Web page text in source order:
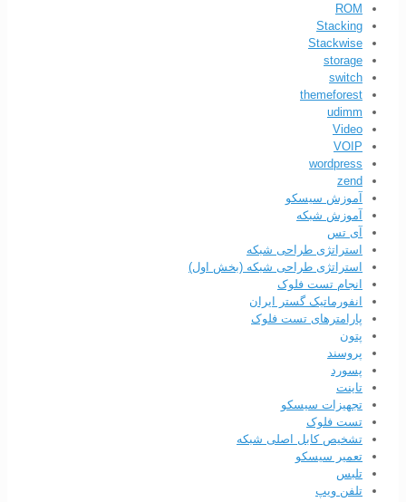
ROM
Stacking
Stackwise
storage
switch
themeforest
udimm
Video
VOIP
wordpress
zend
آموزش سیسکو
آموزش شبکه
آی تس
استراتژی طراحی شبکه
استراتژی طراحی شبکه (بخش اول)
انجام تست فلوک
انفورماتیک گستر ایران
پارامترهای تست فلوک
پتون
پروسند
پسورد
تاینت
تجهیزات سیسکو
تست فلوک
تشخیص کابل اصلی شبکه
تعمیر سیسکو
تلبس
تلفن ویپ